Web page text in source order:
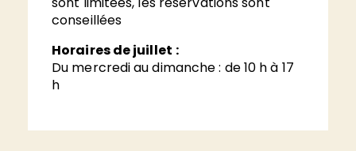
conseillées
Horaires de juillet :
Du mercredi au dimanche : de 10 h à 17
h